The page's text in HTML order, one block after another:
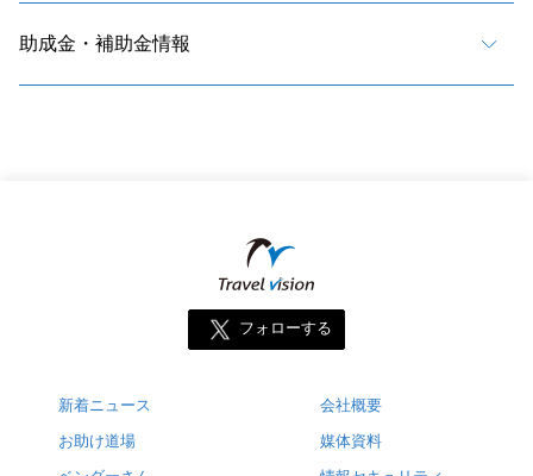
助成金・補助金情報
フォローする
新着ニュース
お助け道場
会社概要
媒体資料